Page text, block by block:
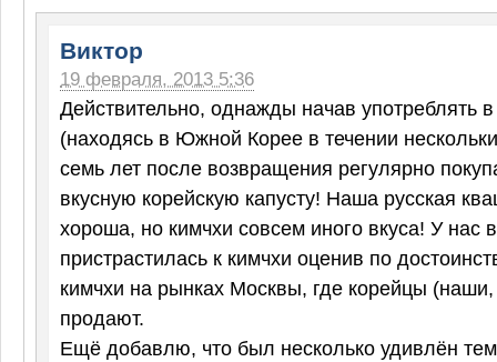
Виктор
19 февраля, 2013 5:36
Действительно, однажды начав употреблять
(находясь в Южной Корее в течении
семь лет после возвращения регулярно
вкусную корейскую капусту! Наша русская
хороша, но кимчхи совсем иного вкуса! У нас
пристрастилась к кимчхи оценив по
кимчхи на рынках Москвы, где корейцы (наши,
продают.
Ещё добавлю, что был несколько удивлён